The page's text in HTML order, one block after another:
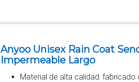
Anyoo Unisex Rain Coat
Impermeable Largo
Material de alta calidad: